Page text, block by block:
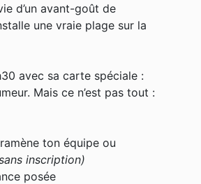
d’un avant-goût de
une vraie plage sur la
avec sa carte spéciale :
Mais ce n’est pas tout :
ton équipe ou
inscription)
posée